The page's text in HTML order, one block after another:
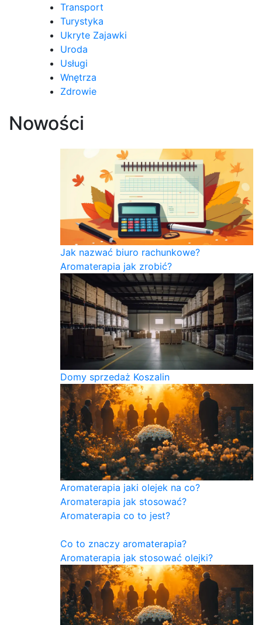
Transport
Turystyka
Ukryte Zajawki
Uroda
Usługi
Wnętrza
Zdrowie
Nowości
Jak nazwać biuro rachunkowe?
Aromaterapia jak zrobić?
Domy sprzedaż Koszalin
Aromaterapia jaki olejek na co?
Aromaterapia jak stosować?
Aromaterapia co to jest?
Co to znaczy aromaterapia?
Aromaterapia jak stosować olejki?